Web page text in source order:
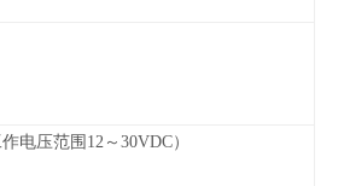
电压范围12～30VDC）